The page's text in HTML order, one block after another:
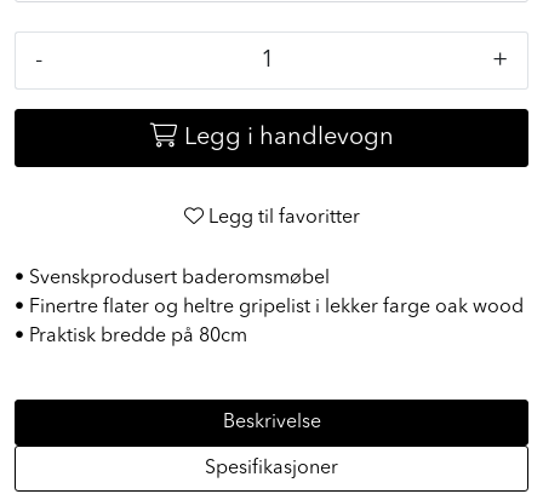
- +
Legg i handlevogn
Legg til favoritter
• Svenskprodusert baderomsmøbel
• Finertre flater og heltre gripelist i lekker farge oak wood
• Praktisk bredde på 80cm
Beskrivelse
Spesifikasjoner